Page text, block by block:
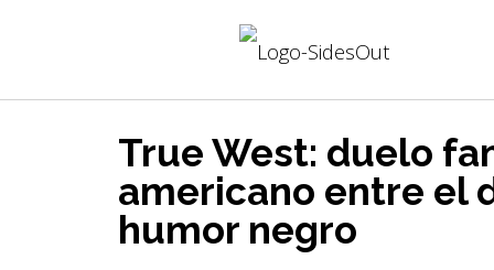
True West: duelo
americano entre el
humor negro